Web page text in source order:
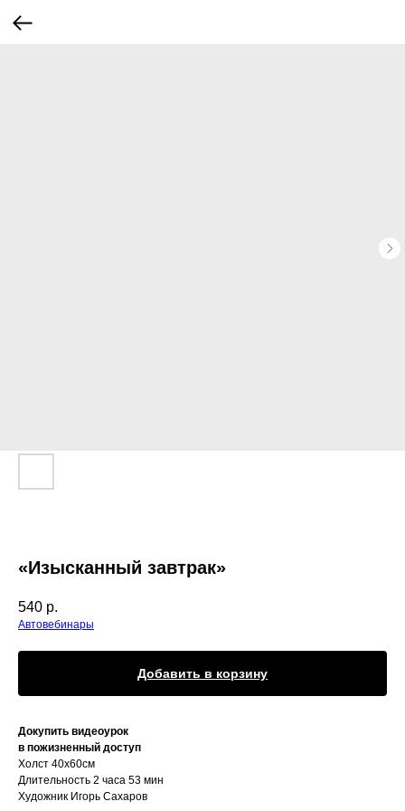
«Изысканный завтрак»
540 р.
Автовебинары
Добавить в корзину
Докупить видеоурок
в пожизненный доступ
Холст 40х60см
Длительность 2 часа 53 мин
Художник Игорь Сахаров